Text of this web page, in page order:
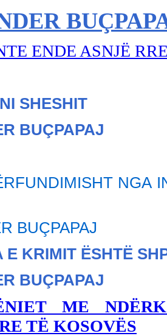
BU
ENDE ASNJË
SHESHIT
BUÇPAPAJ
NGA
BUÇPAPAJ
E KRIMIT ËSHTË
BUÇPAPAJ
ME
TË KOSOVËS